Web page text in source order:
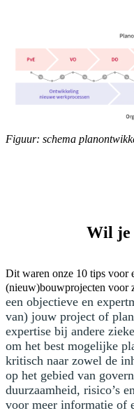
Figuur: schema
Wil je
Dit waren onze 10 tips voor
(nieuw)bouwprojecten voor
een objectieve en
van) jouw project of
expertise bij andere
om het best mogelijke
kritisch naar zowel de
op het gebied van
duurzaamheid, risico’s
voor meer informatie of